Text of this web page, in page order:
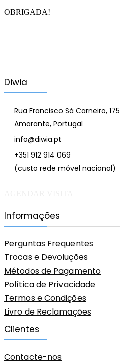
OBRIGADA!
Diwia
Rua Francisco Sá Carneiro, 175
Amarante, Portugal
info@diwia.pt
+351 912 914 069
(custo rede móvel nacional)
Informações
Perguntas Frequentes
Trocas e Devoluções
Métodos de Pagamento
Política de Privacidade
Termos e Condições
Livro de Reclamações
Clientes
Contacte-nos